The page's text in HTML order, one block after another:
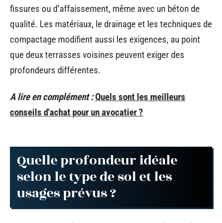
fissures ou d’affaissement, même avec un béton de
qualité. Les matériaux, le drainage et les techniques de
compactage modifient aussi les exigences, au point
que deux terrasses voisines peuvent exiger des
profondeurs différentes.
A lire en complément :Quels sont les meilleurs
conseils d'achat pour un avocatier ?
Quelle profondeur idéale
selon le type de sol et les
usages prévus ?